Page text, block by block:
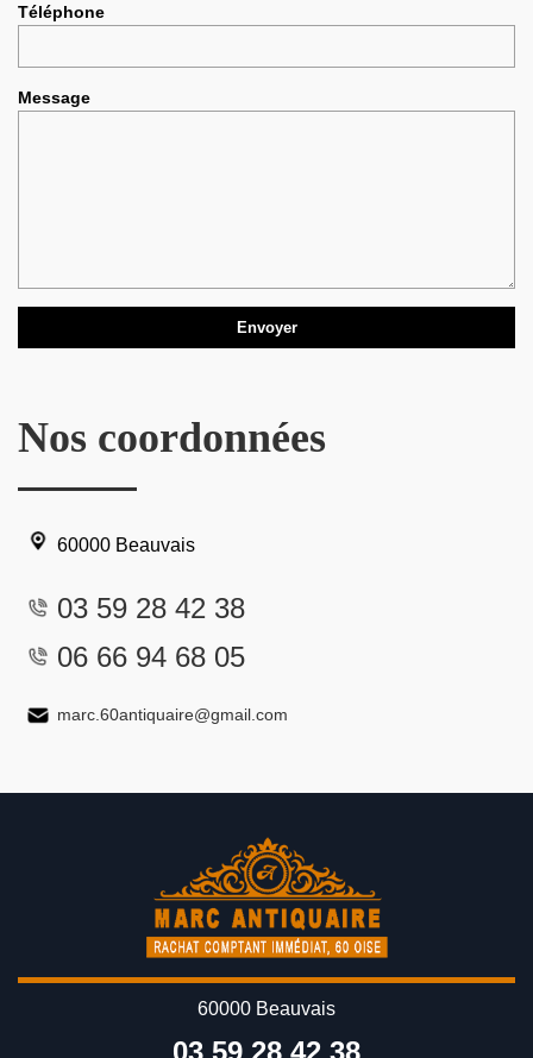
Téléphone
Message
Nos coordonnées
60000 Beauvais
03 59 28 42 38
06 66 94 68 05
marc.60antiquaire@gmail.com
60000 Beauvais